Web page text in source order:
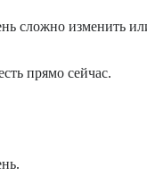
сложно изменить
прямо сейчас.